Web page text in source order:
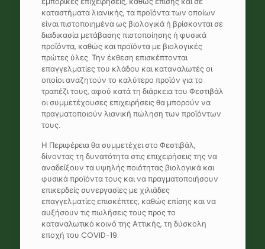
καταστήματα λιανικής, τα προϊόντα των οποίων
είναι πιστοποιημένα ως βιολογικά ή βρίσκονται σε
διαδικασία μετάβασης πιστοποίησης ή φυσικά
προϊόντα, καθώς και προϊόντα με βιολογικές
πρώτες ύλες. Την έκθεση επισκέπτονται
επαγγελματίες του κλάδου και καταναλωτές οι
οποίοι αναζητούν το καλύτερο προϊόν για το
τραπέζι τους, αφού κατά τη διάρκεια του Φεστιβάλ
οι συμμετέχουσες επιχειρήσεις θα μπορούν να
πραγματοποιούν λιανική πώληση των προϊόντων
τους.
Η Περιφέρεια θα συμμετέχει στο Φεστιβάλ,
δίνοντας τη δυνατότητα στις επιχειρήσεις της να
αναδείξουν τα υψηλής ποιότητας βιολογικά και
φυσικά προϊόντα τους και να πραγματοποιήσουν
επικερδείς συνεργασίες με χιλιάδες
επαγγελματίες επισκέπτες, καθώς επίσης και να
αυξήσουν τις πωλήσεις τους προς το
καταναλωτικό κοινό της Αττικής, τη δύσκολη
εποχή του COVID-19.